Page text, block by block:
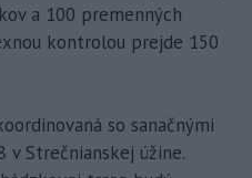
a 100 premenných
kontrolou prejde 150
so sanačnými
v Strečnianskej úžine.